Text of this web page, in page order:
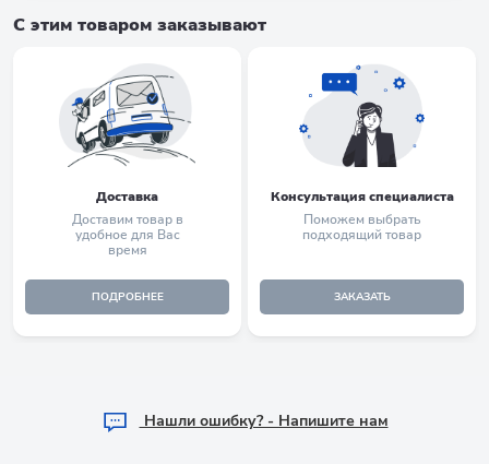
С этим товаром заказывают
Доставка
Доставим товар в
удобное для Вас
время
ПОДРОБНЕЕ
Консультация специалиста
Поможем выбрать
подходящий товар
ЗАКАЗАТЬ
Hашли ошибку? - Напишите нам